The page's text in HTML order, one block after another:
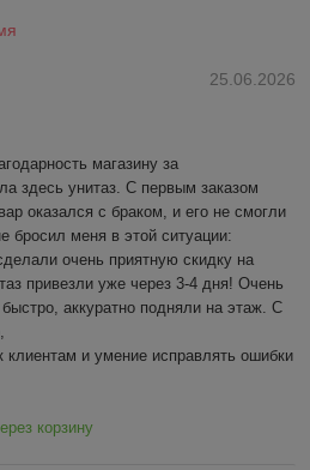
25.06.2026
магазину за
здесь унитаз. С первым заказом
оказался с браком, и его не смогли
бросил меня в этой ситуации:
очень приятную скидку на
привезли уже через 3-4 дня! Очень
аккуратно подняли на этаж. С
клиентам и умение исправлять ошибки
корзину